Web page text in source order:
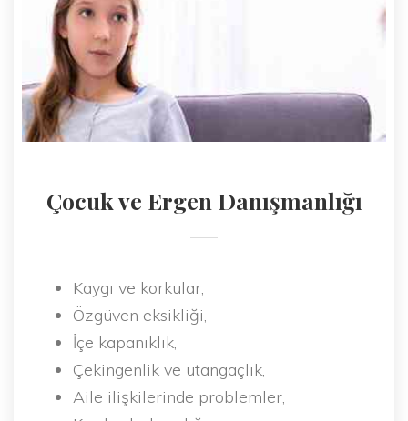
Çocuk ve Ergen Danışmanlığı
Kaygı ve korkular,
Özgüven eksikliği,
İçe kapanıklık,
Çekingenlik ve utangaçlık,
Aile ilişkilerinde problemler,